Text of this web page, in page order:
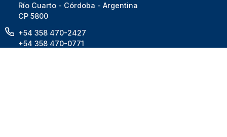
Río Cuarto - Córdoba - Argentina
CP 5800
+54 358 470-2427
+54 358 470-0771